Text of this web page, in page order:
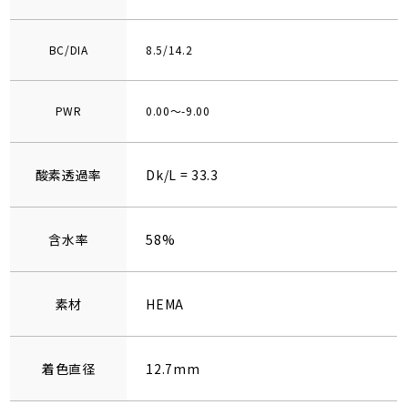
BC/DIA 8.5/14.2
PWR 0.00～-9.00
酸素透過率 Dk/L = 33.3
含水率 58%
素材 HEMA
着色直径 12.7mm